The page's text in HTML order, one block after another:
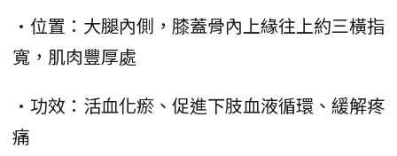
•位置：大腿內側，膝蓋骨內上緣往上約三橫指
寬，肌肉豐厚處
•功效：活血化瘀、促進下肢血液循環、緩解疼
痛